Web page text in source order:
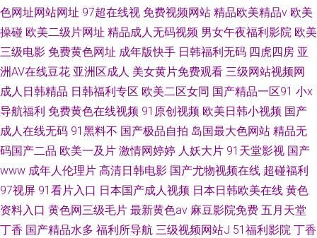
色网址网站网址 97超在线视 免费视频网站 精品欧美精品v 欧美
操碰 欧美二级片网址 精品成人无码视频 男女午夜福利影院 欧美
三级电影 免费黄色网址 成年版快手 日韩福利无码 四虎四房 亚
洲AV在线豆花 亚洲区成人 美女黄片免费观看 三级网站视频网
成人日韩精品 日韩福利专区 欧美二区女同 国产精品一区91 小x
导航福利 免费黄色在线视频 91原创视频 欧美日韩小视频 国产
成人在线无码 91黑料不 国产极品自拍 岛国最大色网站 精品无
码国产二品 欧美一及片 激情网婷婷 人妖大片 91天堂影视 国产
www 成年人伦理片 高清日韩电影 国产尤物视频在线 超碰福利
97视屏 91看片入口 日本国产成人视频 日本日韩欧美在线 黄色
资料入口 黄色网三级毛片 最新黄色av 麻豆影院免费 五月天堂
丁香 国产精品水多 福利所导航 三级视频网站J 51福利影院 丁香